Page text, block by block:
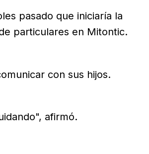
pasado que iniciaría la
particulares en Mitontic.
con sus hijos.
afirmó.